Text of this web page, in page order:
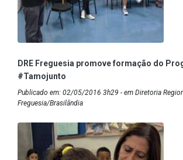
DRE Freguesia promove formação do
#Tamojunto
Publicado em: 02/05/2016 3h29 - em Diretoria
Freguesia/Brasilândia